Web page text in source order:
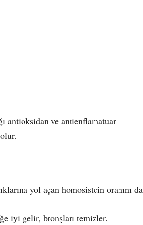
antioksidan ve antienflamatuar
yol açan homosistein oranını da
iyi gelir, bronşları temizler.